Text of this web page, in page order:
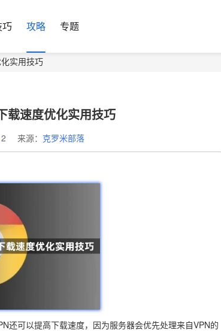
攻略 专题
实用技巧
载速度优化实用技巧
2 来源： 克罗米部落
还可以提高下载速度，因为服务器会优先处理来自VPN的